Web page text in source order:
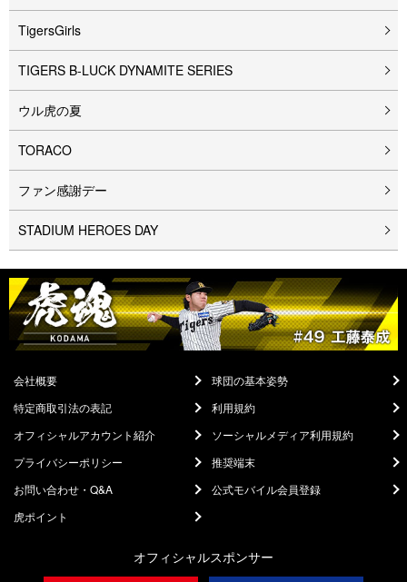
TigersGirls
TIGERS B-LUCK DYNAMITE SERIES
ウル⻁の夏
TORACO
ファン感謝デー
STADIUM HEROES DAY
会社概要
球団の基本姿勢
特定商取引法の表記
利用規約
オフィシャルアカウント紹介
ソーシャルメディア利用規約
プライバシーポリシー
推奨端末
お問い合わせ・Q&A
公式モバイル会員登録
虎ポイント
オフィシャルスポンサー